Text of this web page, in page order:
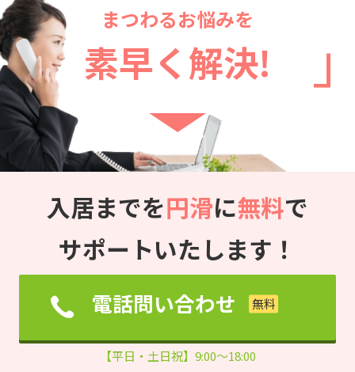
まつわるお悩みを
素早く解決!
入居までを円滑に無料で
サポートいたします！
電話問い合わせ
【平日・土日祝】9:00～18:00